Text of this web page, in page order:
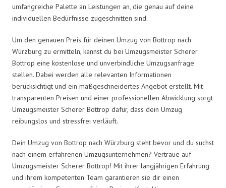
umfangreiche Palette an Leistungen an, die genau auf deine
individuellen Bedürfnisse zugeschnitten sind.
Um den genauen Preis für deinen Umzug von Bottrop nach
Würzburg zu ermitteln, kannst du bei Umzugsmeister Scherer
Bottrop eine kostenlose und unverbindliche Umzugsanfrage
stellen. Dabei werden alle relevanten Informationen
berücksichtigt und ein maßgeschneidertes Angebot erstellt. Mit
transparenten Preisen und einer professionellen Abwicklung sorgt
Umzugsmeister Scherer Bottrop dafür, dass dein Umzug
reibungslos und stressfrei verläuft.
Dein Umzug von Bottrop nach Würzburg steht bevor und du suchst
nach einem erfahrenen Umzugsunternehmen? Vertraue auf
Umzugsmeister Scherer Bottrop! Mit ihrer langjährigen Erfahrung
und ihrem kompetenten Team garantieren sie dir einen